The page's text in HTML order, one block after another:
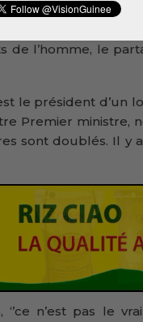
entre les mains
de
de l’homme, le
le président d’un
Premier ministre,
sont doublés. Il y
n’est pas le